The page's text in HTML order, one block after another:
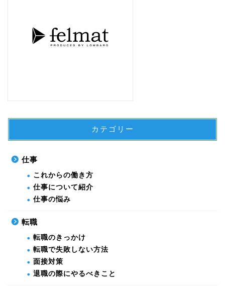
カテゴリー
仕事
これからの働き方
仕事について紹介
仕事の悩み
転職
転職のきっかけ
転職で失敗しない方法
面接対策
退職の際にやるべきこと